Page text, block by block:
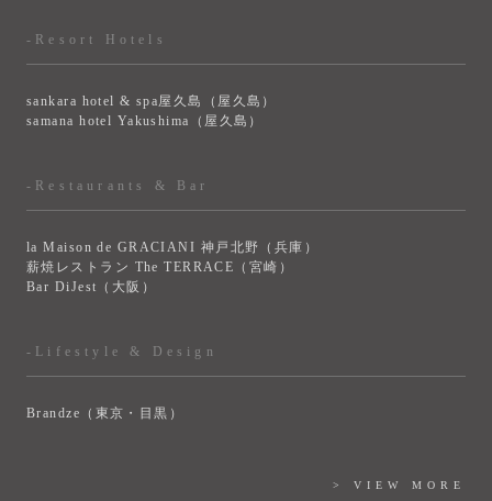
-Resort Hotels
sankara hotel & spa屋久島（屋久島）
samana hotel Yakushima（屋久島）
-Restaurants & Bar
la Maison de GRACIANI 神戸北野（兵庫）
薪焼レストラン The TERRACE（宮崎）
Bar DiJest（大阪）
-Lifestyle & Design
Brandze（東京・目黒）
> VIEW MORE